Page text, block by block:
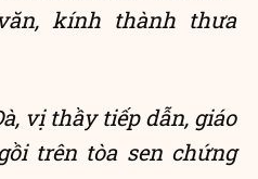
kính thành thưa
vị thầy tiếp dẫn, giáo
trên tòa sen chứng